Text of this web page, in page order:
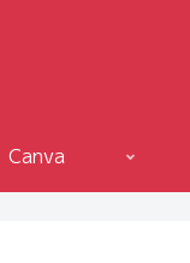
Canva